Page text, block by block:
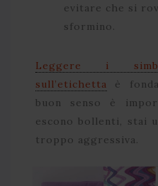
evitare che si
sformino.
Leggere i
sull’etichetta è
buon senso è
escono bollenti, stai
troppo aggressiva.